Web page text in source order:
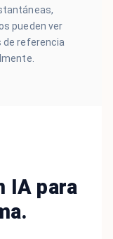
pueden ver
de referencia
IA para